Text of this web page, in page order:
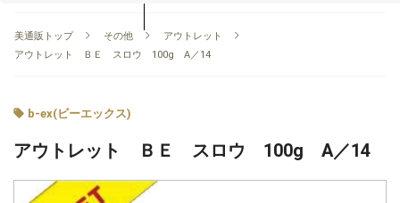
美通販トップ その他
アウトレット
アウトレット ＢＥ スロウ 100g A／14
b-ex(ビーエックス)
アウトレット ＢＥ スロウ 100g A／14